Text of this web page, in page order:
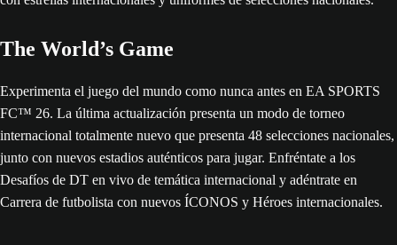
The World’s Game
Experimenta el juego del mundo como nunca antes en EA SPORTS
FC™ 26. La última actualización presenta un modo de torneo
internacional totalmente nuevo que presenta 48 selecciones nacionales,
junto con nuevos estadios auténticos para jugar. Enfréntate a los
Desafíos de DT en vivo de temática internacional y adéntrate en
Carrera de futbolista con nuevos ÍCONOS y Héroes internacionales.